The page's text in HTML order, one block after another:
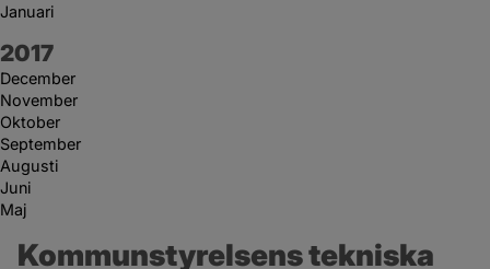
Januari
År:
2017
December
November
Oktober
September
Augusti
Juni
Maj
Kommunstyrelsens tekniska